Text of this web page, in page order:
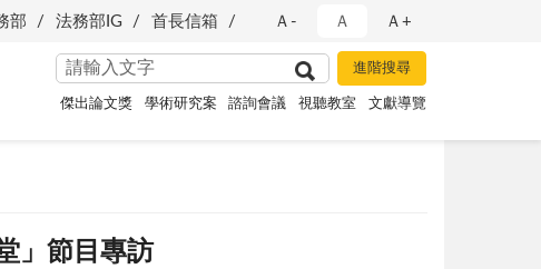
部 法務部IG 首長信箱 Ａ- Ａ Ａ+
傑出論文獎 學術研究案 諮詢會議 視聽教室 文獻導覽
」節目專訪